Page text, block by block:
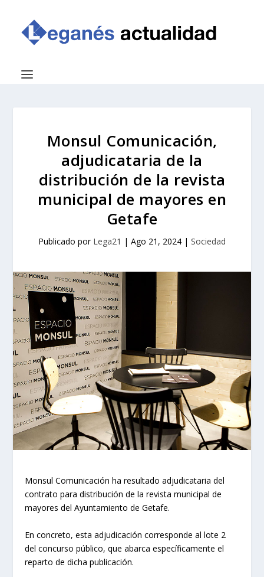
Monsul Comunicación,
adjudicataria de la
distribución de la revista
municipal de mayores en
Getafe
Publicado por Lega21 | Ago 21, 2024 | Sociedad
Monsul Comunicación ha resultado adjudicataria del
contrato para distribución de la revista municipal de
mayores del Ayuntamiento de Getafe.
En concreto, esta adjudicación corresponde al lote 2
del concurso público, que abarca específicamente el
reparto de dicha publicación.